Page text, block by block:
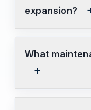
expansion?
What